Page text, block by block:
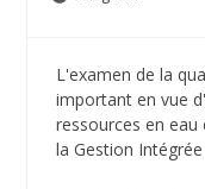
L'examen de la
important en vue
ressources en
la Gestion